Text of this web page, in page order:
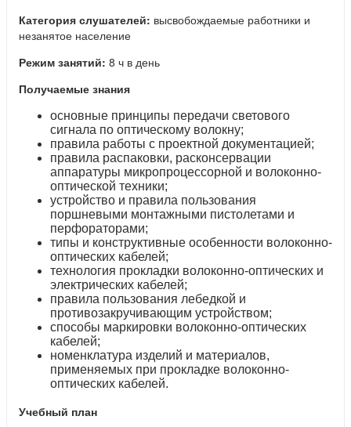
Категория слушателей: высвобождаемые работники и
незанятое население
Режим занятий: 8 ч в день
Получаемые знания
основные принципы передачи светового
сигнала по оптическому волокну;
правила работы с проектной документацией;
правила распаковки, расконсервации
аппаратуры микропроцессорной и волоконно-
оптической техники;
устройство и правила пользования
поршневыми монтажными пистолетами и
перфораторами;
типы и конструктивные особенности волоконно-
оптических кабелей;
технология прокладки волоконно-оптических и
электрических кабелей;
правила пользования лебедкой и
противозакручивающим устройством;
способы маркировки волоконно-оптических
кабелей;
номенклатура изделий и материалов,
применяемых при прокладке волоконно-
оптических кабелей.
Учебный план